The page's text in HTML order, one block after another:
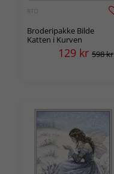
RTO
Broderipakke Bilde
Katten i Kurven
129 kr 598 kr